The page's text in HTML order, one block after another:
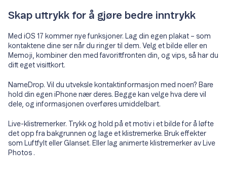
Skap uttrykk for å gjøre bedre inntrykk
Med iOS 17 kommer nye funksjoner. Lag din egen plakat – som
kontaktene dine ser når du ringer til dem. Velg et bilde eller en
Memoji, kombiner den med favorittfronten din, og vips, så har du
ditt eget visittkort.
NameDrop. Vil du utveksle kontaktinformasjon med noen? Bare
hold din egen iPhone nær deres. Begge kan velge hva dere vil
dele, og informasjonen overføres umiddelbart.
Live-klistremerker. Trykk og hold på et motiv i et bilde for å løfte
det opp fra bakgrunnen og lage et klistremerke. Bruk effekter
som Luftfylt eller Glanset. Eller lag animerte klistremerker av Live
Photos .